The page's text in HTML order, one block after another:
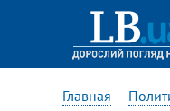
Главная —